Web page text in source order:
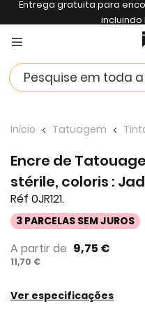
Entrega gratuita para
incluindo
Início Tatuagem
Encre de
stérile, coloris :
Réf 0JR121.
3 PARCELAS SEM JUROS
A partir de 9,75 €
11,70 €
Ver especificações